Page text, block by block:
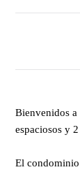
Bienvenidos a
espaciosos y
El condominio